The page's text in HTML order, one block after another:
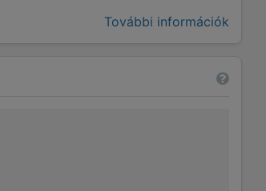
További információk